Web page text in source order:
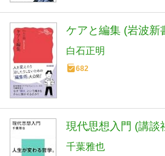
ケアと編集 (岩波新
白石正明
682
現代思想入門 (講談
千葉雅也